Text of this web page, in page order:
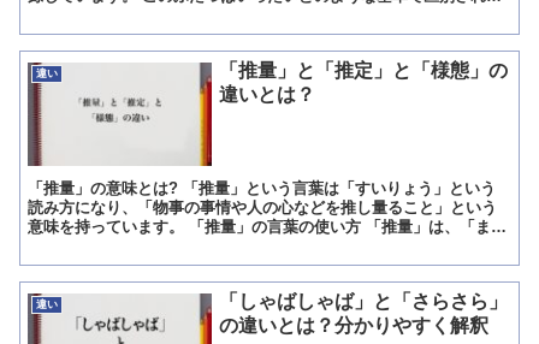
違い
「推量」と「推定」と「様態」の
違いとは？
「推量」の意味とは? 「推量」という言葉は「すいりょう」という
読み方になり、「物事の事情や人の心などを推し量ること」という
意味を持っています。 「推量」の言葉の使い方 「推量」は、「まだ
違い
「しゃばしゃば」と「さらさら」
の違いとは？分かりやすく解釈